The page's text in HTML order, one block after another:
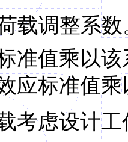
调整系数
准值乘以
应标准值
考虑设计